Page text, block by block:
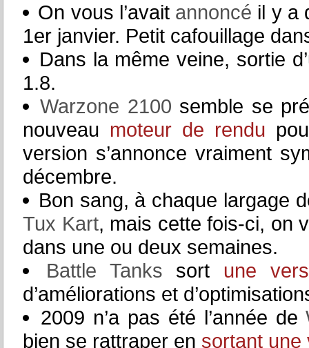
On vous l’avait annoncé il y a
1er janvier. Petit cafouillage
Dans la même veine, sortie
1.8.
Warzone 2100 semble se
nouveau moteur de rendu
version s’annonce vraiment
décembre.
Bon sang, à chaque largage
Tux Kart, mais cette fois-ci, on
dans une ou deux semaines.
Battle Tanks sort une
d’améliorations et
2009 n’a pas été l’année de
bien se rattraper en sortant une